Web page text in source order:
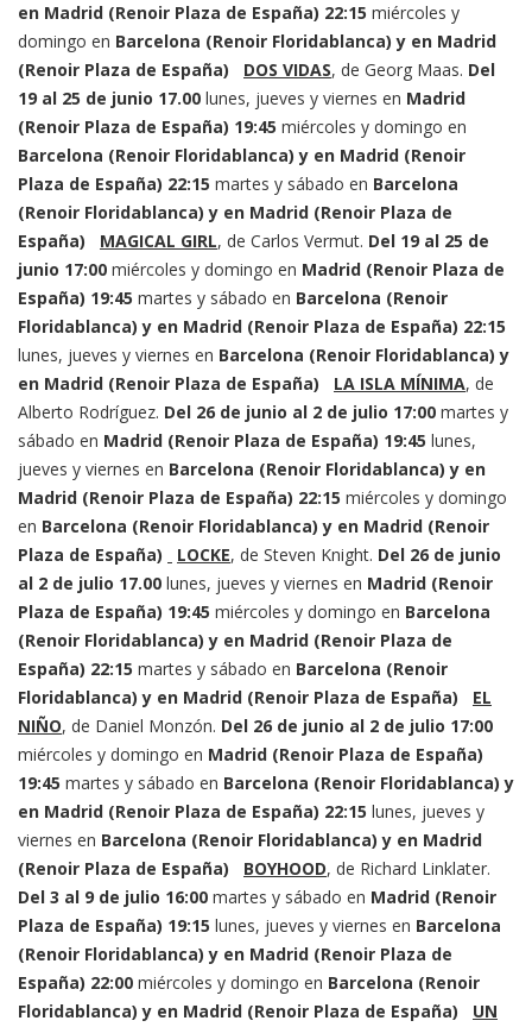
en Madrid (Renoir Plaza de España) 22:15 miércoles y
domingo en Barcelona (Renoir Floridablanca) y en Madrid
(Renoir Plaza de España)
DOS VIDAS, de Georg Maas. Del
19 al 25 de junio 17.00 lunes, jueves y viernes en Madrid
(Renoir Plaza de España) 19:45 miércoles y domingo en
Barcelona (Renoir Floridablanca) y en Madrid (Renoir
Plaza de España) 22:15 martes y sábado en Barcelona
(Renoir Floridablanca) y en Madrid (Renoir Plaza de
España)
MAGICAL GIRL, de Carlos Vermut. Del 19 al 25 de
junio 17:00 miércoles y domingo en Madrid (Renoir Plaza de
España) 19:45 martes y sábado en Barcelona (Renoir
Floridablanca) y en Madrid (Renoir Plaza de España) 22:15
lunes, jueves y viernes en Barcelona (Renoir Floridablanca) y
en Madrid (Renoir Plaza de España)
LA ISLA MÍNIMA, de
Alberto Rodríguez. Del 26 de junio al 2 de julio 17:00 martes y
sábado en Madrid (Renoir Plaza de España) 19:45 lunes,
jueves y viernes en Barcelona (Renoir Floridablanca) y en
Madrid (Renoir Plaza de España) 22:15 miércoles y domingo
en Barcelona (Renoir Floridablanca) y en Madrid (Renoir
Plaza de España)
LOCKE, de Steven Knight. Del 26 de junio
al 2 de julio 17.00 lunes, jueves y viernes en Madrid (Renoir
Plaza de España) 19:45 miércoles y domingo en Barcelona
(Renoir Floridablanca) y en Madrid (Renoir Plaza de
España) 22:15 martes y sábado en Barcelona (Renoir
Floridablanca) y en Madrid (Renoir Plaza de España)
EL
NIÑO, de Daniel Monzón. Del 26 de junio al 2 de julio 17:00
miércoles y domingo en Madrid (Renoir Plaza de España)
19:45 martes y sábado en Barcelona (Renoir Floridablanca) y
en Madrid (Renoir Plaza de España) 22:15 lunes, jueves y
viernes en Barcelona (Renoir Floridablanca) y en Madrid
(Renoir Plaza de España)
BOYHOOD, de Richard Linklater.
Del 3 al 9 de julio 16:00 martes y sábado en Madrid (Renoir
Plaza de España) 19:15 lunes, jueves y viernes en Barcelona
(Renoir Floridablanca) y en Madrid (Renoir Plaza de
España) 22:00 miércoles y domingo en Barcelona (Renoir
Floridablanca) y en Madrid (Renoir Plaza de España)
UN